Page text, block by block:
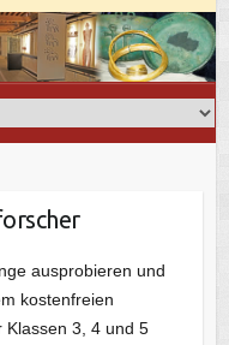
ausprobieren und
kostenfreien
Klassen 3, 4 und 5